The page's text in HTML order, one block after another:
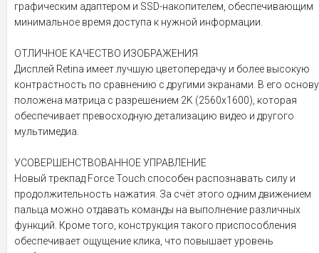
графическим адаптером и SSD-накопителем, обеспечивающим
минимальное время доступа к нужной информации.
ОТЛИЧНОЕ КАЧЕСТВО ИЗОБРАЖЕНИЯ
Дисплей Retina имеет лучшую цветопередачу и более высокую
контрастность по сравнению с другими экранами. В его основу
положена матрица с разрешением 2K (2560x1600), которая
обеспечивает превосходную детализацию видео и другого
мультимедиа.
УСОВЕРШЕНСТВОВАННОЕ УПРАВЛЕНИЕ
Новый трекпад Force Touch способен распознавать силу и
продолжительность нажатия. За счёт этого одним движением
пальца можно отдавать команды на выполнение различных
функций. Кроме того, конструкция такого приспособления
обеспечивает ощущение клика, что повышает уровень